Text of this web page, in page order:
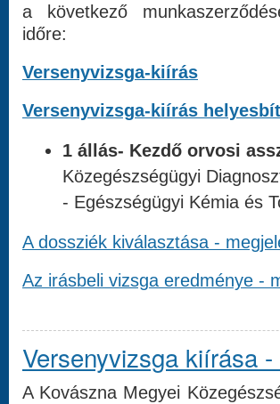
a következő
időre:
Versenyvizsga-kiírás
Versenyvizsga-kiírás
1 állás- Kezdő orvosi
Közegészségügyi
- Egészségügyi Kémia és
A dossziék kiválasztása -
Az irásbeli vizsga eredménye -
Versenyvizsga kiírása
A Kovászna Megyei